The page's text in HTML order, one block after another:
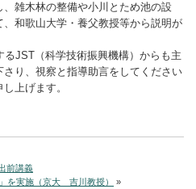
雑木林の整備や小川とため池の設
和歌山大学・養父教授等から説明が
るJST（科学技術振興機構）からも主
り、視察と指導助言をしてください
上げます。
前講義
を実施（京大 吉川教授）
»